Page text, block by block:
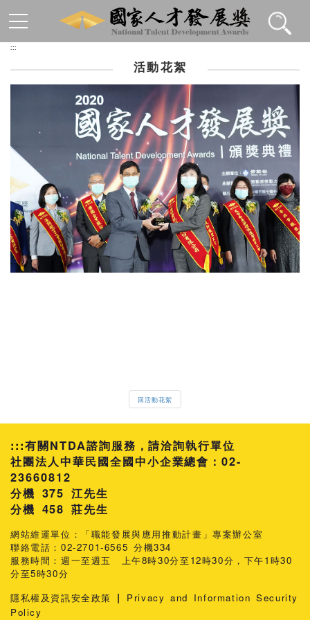
:::
活動花絮
回活動花絮
:::有關NTDA諮詢服務，請洽詢執行單位
社團法人中華民國全國中小企業總會：02-
23660812
分機 375 江先生
458 莊先生
網站維運單位：「職能發展與應用推動計畫」專案辦公室
聯絡電話：02-2701-6565 分機334
服務時間：週一至週五 上午8時30分至12時30分，下午1時30
分至5時30分
隱私權及資訊安全政策 |
Privacy and Information Security
Policy